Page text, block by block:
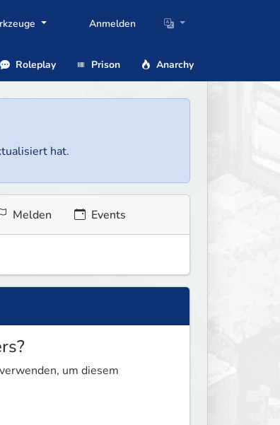
Anmelden
Roleplay Prison Anarchy
hat.
Melden Events
um diesem